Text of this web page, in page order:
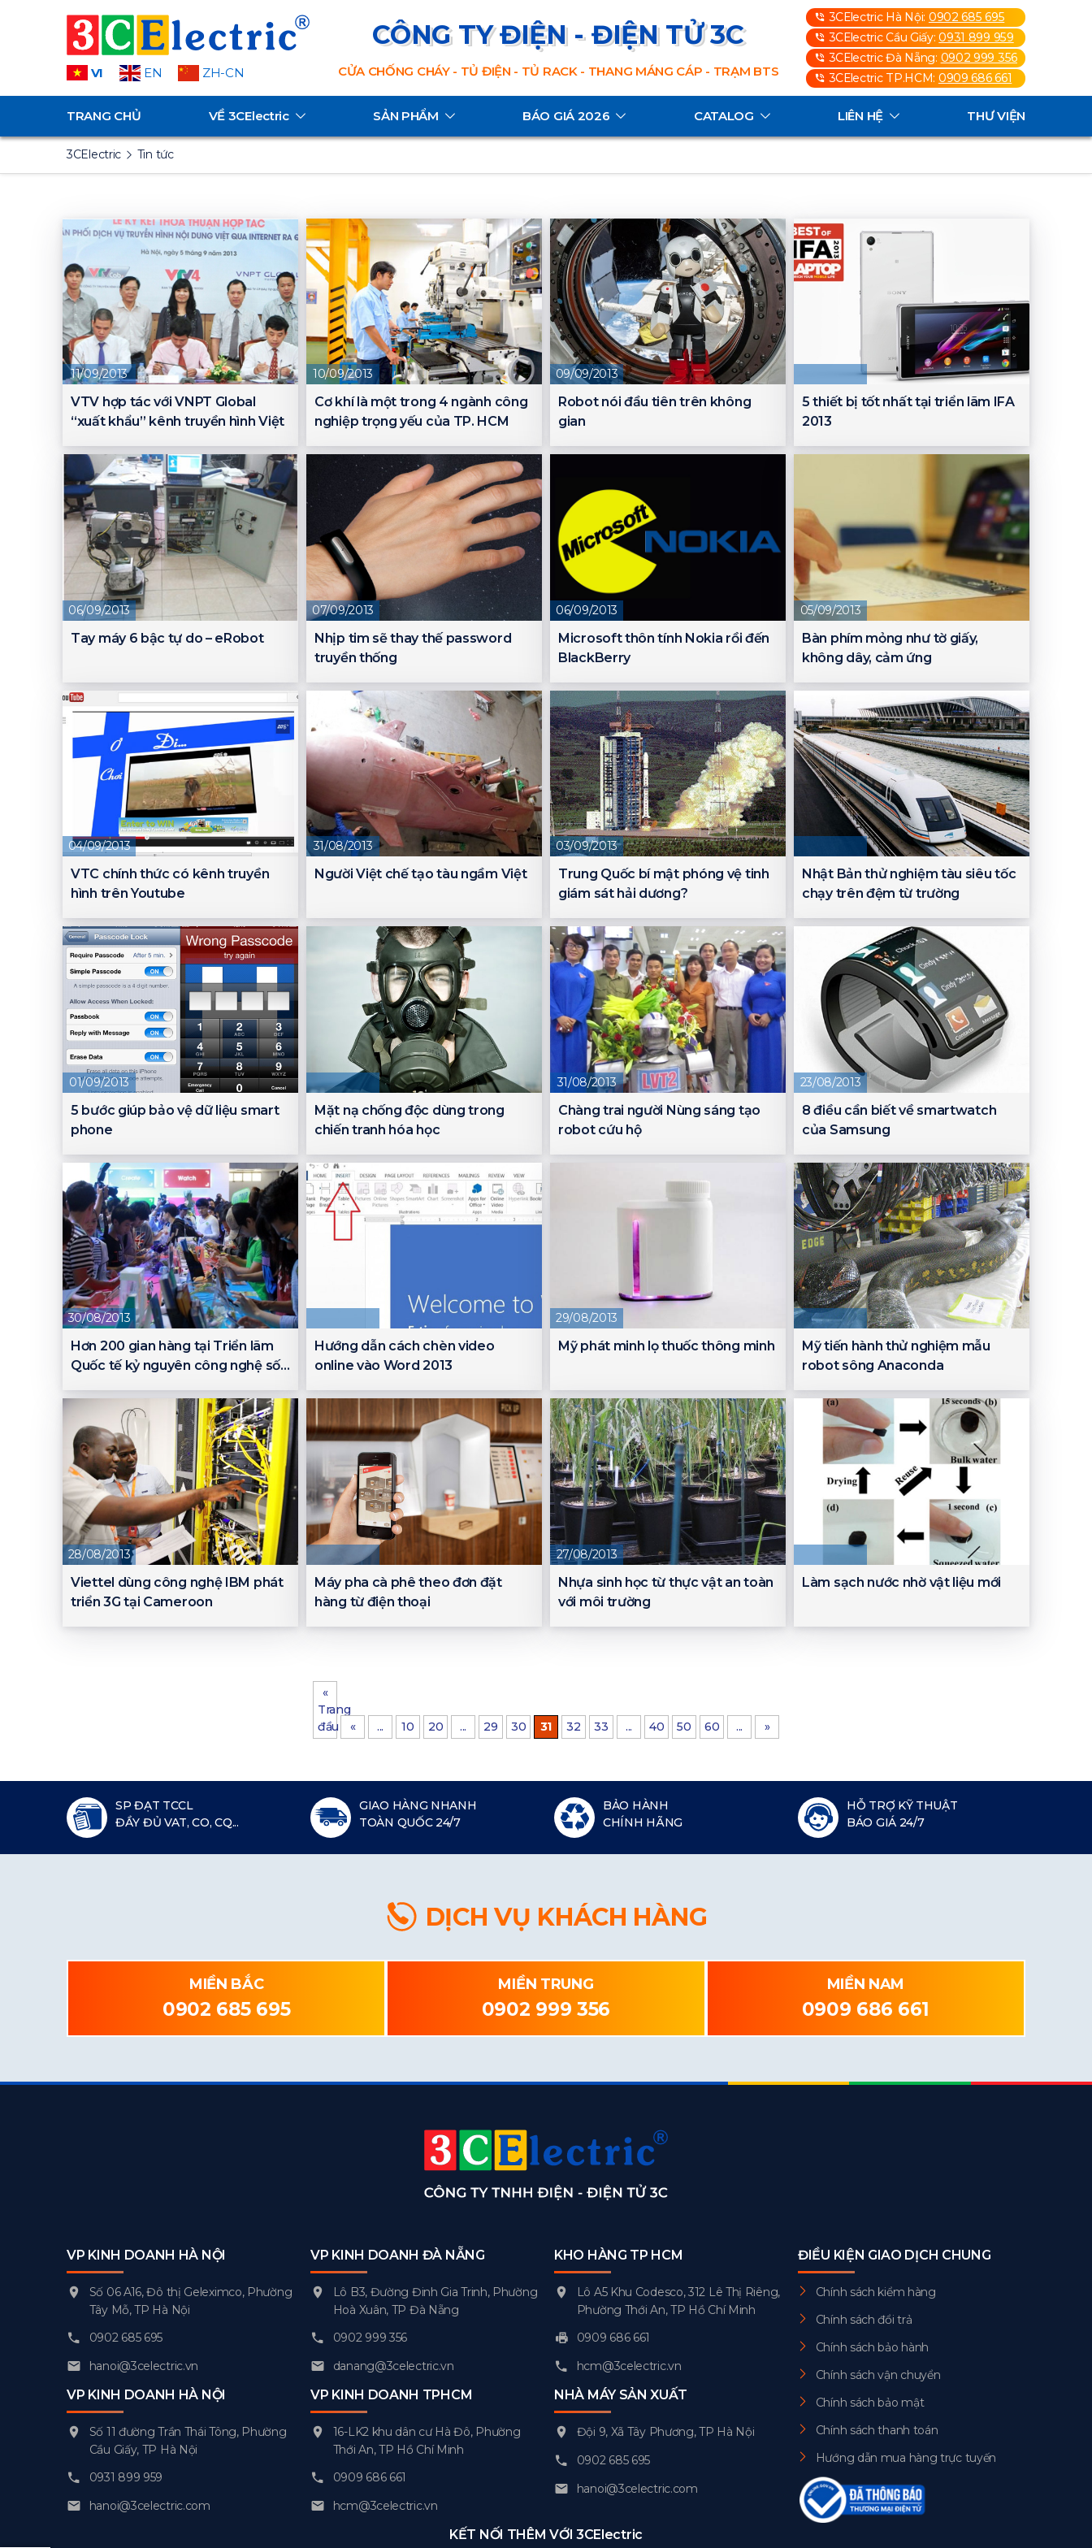
VI EN ZH-CN
CÔNG TY ĐIỆN - ĐIỆN TỬ 3C
CỬA CHỐNG CHÁY - TỦ ĐIỆN - TỦ RACK - THANG MÁNG CÁP - TRẠM BTS
3CElectric Hà Nội: 0902 685 695
3CElectric Cầu Giấy:0931 899 959
3CElectric Đà Nẵng: 0902 999 356
3CElectric TP.HCM: 0909 686 661
TRANG CHỦ VỀ 3CElectric SẢN PHẨM BÁO GIÁ 2026 CATALOG LIÊN HỆ THƯ VIỆN
3CElectric Tin tức
11/09/2013
VTV hợp tác với VNPT Global
“xuất khẩu” kênh truyền hình Việt
10/09/2013
Cơ khí là một trong 4 ngành công
nghiệp trọng yếu của TP. HCM
09/09/2013
Robot nói đầu tiên trên không
gian
5 thiết bị tốt nhất tại triển lãm IFA
2013
06/09/2013
Tay máy 6 bậc tự do – eRobot
07/09/2013
Nhịp tim sẽ thay thế password
truyền thống
06/09/2013
Microsoft thôn tính Nokia rồi đến
BlackBerry
05/09/2013
Bàn phím mỏng như tờ giấy,
không dây, cảm ứng
04/09/2013
VTC chính thức có kênh truyền
hình trên Youtube
31/08/2013
Người Việt chế tạo tàu ngầm Việt
03/09/2013
Trung Quốc bí mật phóng vệ tinh
giám sát hải dương?
Nhật Bản thử nghiệm tàu siêu tốc
chạy trên đệm từ trường
01/09/2013
5 bước giúp bảo vệ dữ liệu smart
phone
Mặt nạ chống độc dùng trong
chiến tranh hóa học
31/08/2013
Chàng trai người Nùng sáng tạo
robot cứu hộ
23/08/2013
8 điều cần biết về smartwatch
của Samsung
30/08/2013
Hơn 200 gian hàng tại Triển lãm
Quốc tế kỷ nguyên công nghệ số
Hướng dẫn cách chèn video
online vào Word 2013
29/08/2013
Mỹ phát minh lọ thuốc thông minh
Mỹ tiến hành thử nghiệm mẫu
robot sông Anaconda
28/08/2013
Viettel dùng công nghệ IBM phát
triển 3G tại Cameroon
Máy pha cà phê theo đơn đặt
hàng từ điện thoại
27/08/2013
Nhựa sinh học từ thực vật an toàn
với môi trường
Làm sạch nước nhờ vật liệu mới
«
Trang
đầu
« ... 10 20 ... 29 30 31 32 33 ... 40 50 60 ... »
SP ĐẠT TCCL
ĐẦY ĐỦ VAT, CO, CQ...
GIAO HÀNG NHANH
TOÀN QUỐC 24/7
BẢO HÀNH
CHÍNH HÃNG
HỖ TRỢ KỸ THUẬT
BÁO GIÁ 24/7
DỊCH VỤ KHÁCH HÀNG
MIỀN BẮC
0902 685 695
MIỀN TRUNG
0902 999 356
MIỀN NAM
0909 686 661
VP KINH DOANH HÀ NỘI
Số 06 A16, Đô thị Geleximco, Phường
Tây Mỗ, TP Hà Nội
0902 685 695
hanoi@3celectric.vn
VP KINH DOANH HÀ NỘI
Số 11 đường Trần Thái Tông, Phường
Cầu Giấy, TP Hà Nội
0931 899 959
hanoi@3celectric.com
VP KINH DOANH ĐÀ NẴNG
Lô B3, Đường Đinh Gia Trinh, Phường
Hoà Xuân, TP Đà Nẵng
0902 999 356
danang@3celectric.vn
VP KINH DOANH TPHCM
16-LK2 khu dân cư Hà Đô, Phường
Thới An, TP Hồ Chí Minh
0909 686 661
hcm@3celectric.vn
KHO HÀNG TP HCM
Lô A5 Khu Codesco, 312 Lê Thị Riêng,
Phường Thới An, TP Hồ Chí Minh
0909 686 661
hcm@3celectric.vn
NHÀ MÁY SẢN XUẤT
Đội 9, Xã Tây Phương, TP Hà Nội
0902 685 695
hanoi@3celectric.com
ĐIỀU KIỆN GIAO DỊCH CHUNG
Chính sách kiểm hàng
Chính sách đổi trả
Chính sách bảo hành
Chính sách vận chuyển
Chính sách bảo mật
Chính sách thanh toán
Hướng dẫn mua hàng trực tuyến
KẾT NỐI THÊM VỚI 3CElectric